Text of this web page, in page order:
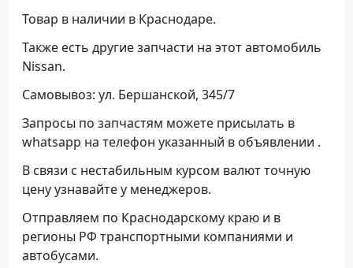
Товар в наличии в Краснодаре.
Также есть другие запчасти на этот автомобиль
Nissan.
Самовывоз: ул. Бершанской, 345/7
Запросы по запчастям можете присылать в
whatsapp на телефон указанный в объявлении .
В связи с нестабильным курсом валют точную
цену узнавайте у менеджеров.
Отправляем по Краснодарскому краю и в
регионы РФ транспортными компаниями и
автобусами.